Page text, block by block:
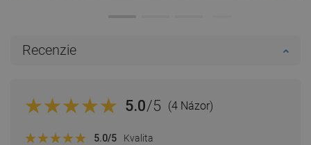
Recenzie
5.0/5 (4 Názor)
5.0/5 Kvalita